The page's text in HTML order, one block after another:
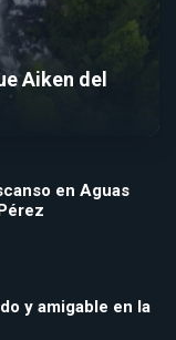
Aiken del
en Aguas
y amigable en la